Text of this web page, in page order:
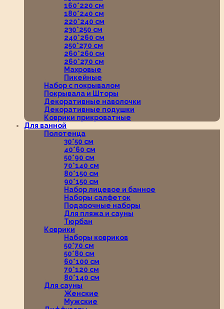
160*220 см
180*240 см
220*240 см
230*250 см
240*260 см
250*270 см
260*260 см
260*270 см
Махровые
Пикейные
Набор с покрывалом
Покрывала и Шторы
Декоративные наволочки
Декоративные подушки
Коврики прикроватные
Для ванной
Полотенца
30*50 см
40*60 см
50*90 см
70*140 см
80*150 см
90*150 см
Набор лицевое и банное
Наборы салфеток
Подарочные наборы
Для пляжа и сауны
Тюрбан
Коврики
Наборы ковриков
50*70 см
50*80 см
60*100 см
70*120 см
80*140 см
Для сауны
Женские
Мужские